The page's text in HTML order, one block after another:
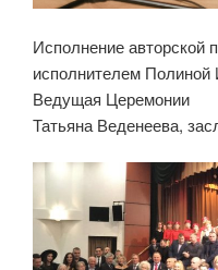
Исполнение авторской
исполнителем Полиной
Ведущая Церемонии
Татьяна Веденеева,